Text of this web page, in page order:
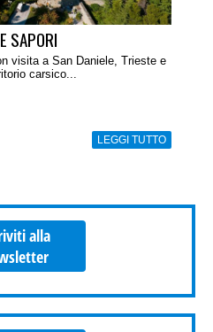
SAPORI
visita a San Daniele, Trieste e
carsico...
LEGGI TUTTO
alla